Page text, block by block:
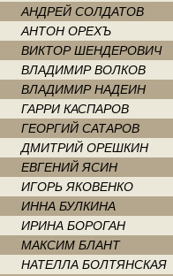
АНДРЕЙ СОЛДАТОВ
АНТОН ОРЕХЪ
ВИКТОР ШЕНДЕРОВИЧ
ВЛАДИМИР ВОЛКОВ
ВЛАДИМИР НАДЕИН
ГАРРИ КАСПАРОВ
ГЕОРГИЙ САТАРОВ
ДМИТРИЙ ОРЕШКИН
ЕВГЕНИЙ ЯСИН
ИГОРЬ ЯКОВЕНКО
ИННА БУЛКИНА
ИРИНА БОРОГАН
МАКСИМ БЛАНТ
НАТЕЛЛА БОЛТЯНСКАЯ